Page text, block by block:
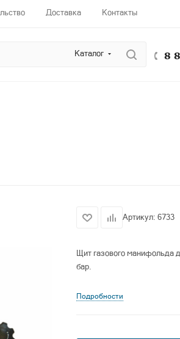
Доставка Контакты
Каталог 8
Артикул: 6733
Щит газового манифольда
бар.
Подробности